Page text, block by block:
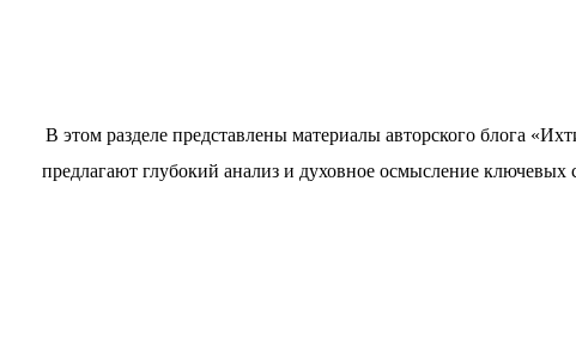
В этом разделе представлены материалы авторского блога
предлагают глубокий анализ и духовное осмысление